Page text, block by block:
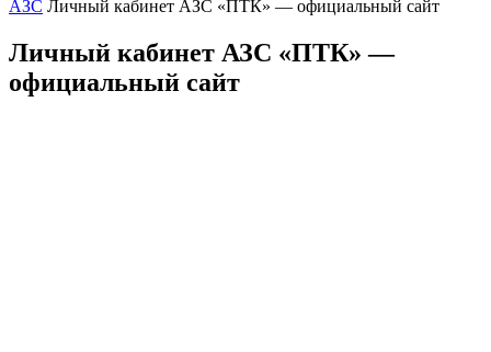
АЗС Личный кабинет АЗС «ПТК» — официальный сайт
Личный кабинет АЗС «ПТК» —
официальный сайт